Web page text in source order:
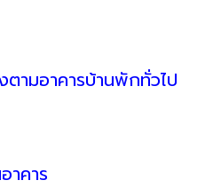
ามอาคารบ้านพักทั่วไป
าคาร